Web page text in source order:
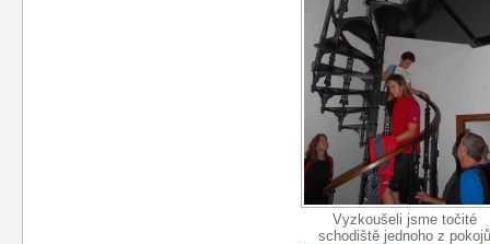
Vyzkoušeli jsme točité
schodiště jednoho z pokojů